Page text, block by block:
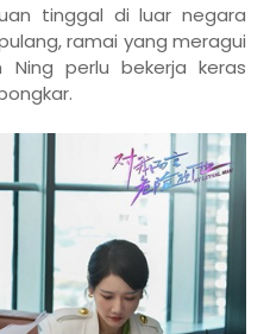
tinggal di luar negara
ramai yang meragui
perlu bekerja keras